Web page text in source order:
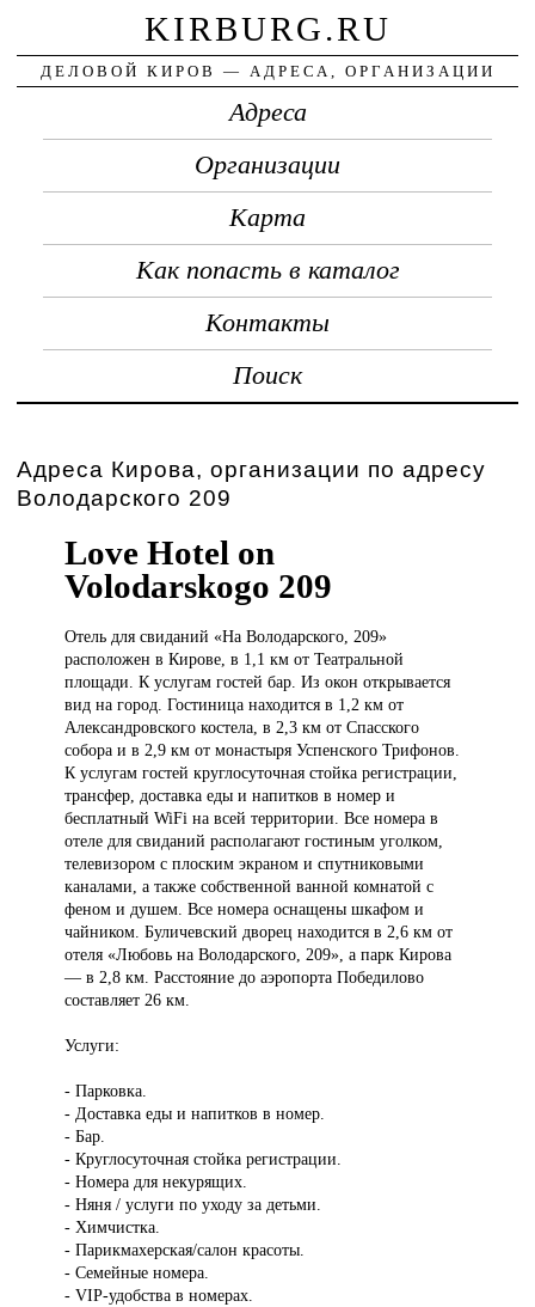
KIRBURG.RU
ДЕЛОВОЙ КИРОВ — АДРЕСА, ОРГАНИЗАЦИИ
Адреса
Организации
Карта
Как попасть в каталог
Контакты
Поиск
Адреса Кирова, организации по адресу
Володарского 209
Love Hotel on
Volodarskogo 209
Отель длясвиданий «На Володарского, 209»
расположен в Кирове, в 1,1 км от Театральной
площади. К услугам гостей бар. Из окон открывается
вид на город. Гостиница находится в 1,2 км от
Александровского костела, в 2,3 км от Спасского
собора и в 2,9 км от монастыря Успенского Трифонов.
К услугам гостей круглосуточная стойка регистрации,
трансфер, доставка еды и напитков в номер и
бесплатный WiFi на всей территории. Все номера в
отеле для свиданий располагают гостиным уголком,
телевизором с плоским экраном и спутниковыми
каналами, а также собственной ванной комнатой с
феном и душем. Все номера оснащены шкафом и
чайником. Буличевский дворец находится в 2,6 км от
отеля «Любовь на Володарского, 209», а парк Кирова
— в 2,8 км. Расстояние до аэропорта Победилово
составляет 26 км.
Услуги:
- Парковка.
- Доставка еды и напитков в номер.
- Бар.
- Круглосуточная стойка регистрации.
- Номера для некурящих.
- Няня / услуги по уходу за детьми.
- Химчистка.
- Парикмахерская/салон красоты.
- Семейные номера.
- VIP-удобства в номерах.